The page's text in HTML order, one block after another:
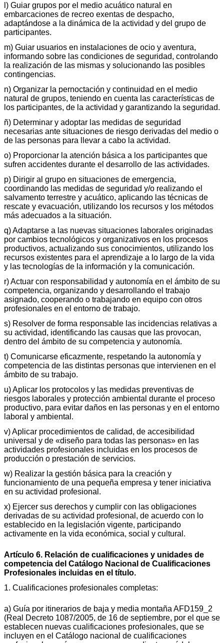
l) Guiar grupos por el medio acuático natural en
embarcaciones de recreo exentas de despacho,
adaptándose a la dinámica de la actividad y del grupo de
participantes.
m) Guiar usuarios en instalaciones de ocio y aventura,
informando sobre las condiciones de seguridad, controlando
la realización de las mismas y solucionando las posibles
contingencias.
n) Organizar la pernoctación y continuidad en el medio
natural de grupos, teniendo en cuenta las características de
los participantes, de la actividad y garantizando la seguridad.
ñ) Determinar y adoptar las medidas de seguridad
necesarias ante situaciones de riesgo derivadas del medio o
de las personas para llevar a cabo la actividad.
o) Proporcionar la atención básica a los participantes que
sufren accidentes durante el desarrollo de las actividades.
p) Dirigir al grupo en situaciones de emergencia,
coordinando las medidas de seguridad y/o realizando el
salvamento terrestre y acuático, aplicando las técnicas de
rescate y evacuación, utilizando los recursos y los métodos
más adecuados a la situación.
q) Adaptarse a las nuevas situaciones laborales originadas
por cambios tecnológicos y organizativos en los procesos
productivos, actualizando sus conocimientos, utilizando los
recursos existentes para el aprendizaje a lo largo de la vida
y las tecnologías de la información y la comunicación.
r) Actuar con responsabilidad y autonomía en el ámbito de su
competencia, organizando y desarrollando el trabajo
asignado, cooperando o trabajando en equipo con otros
profesionales en el entorno de trabajo.
s) Resolver de forma responsable las incidencias relativas a
su actividad, identificando las causas que las provocan,
dentro del ámbito de su competencia y autonomía.
t) Comunicarse eficazmente, respetando la autonomía y
competencia de las distintas personas que intervienen en el
ámbito de su trabajo.
u) Aplicar los protocolos y las medidas preventivas de
riesgos laborales y protección ambiental durante el proceso
productivo, para evitar daños en las personas y en el entorno
laboral y ambiental.
v) Aplicar procedimientos de calidad, de accesibilidad
universal y de «diseño para todas las personas» en las
actividades profesionales incluidas en los procesos de
producción o prestación de servicios.
w) Realizar la gestión básica para la creación y
funcionamiento de una pequeña empresa y tener iniciativa
en su actividad profesional.
x) Ejercer sus derechos y cumplir con las obligaciones
derivadas de su actividad profesional, de acuerdo con lo
establecido en la legislación vigente, participando
activamente en la vida económica, social y cultural.
Artículo 6. Relación de cualificaciones y unidades de
competencia del Catálogo Nacional de Cualificaciones
Profesionales incluidas en el título.
1. Cualificaciones profesionales completas:
a) Guía por itinerarios de baja y media montaña AFD159_2
(Real Decreto 1087/2005, de 16 de septiembre, por el que se
establecen nuevas cualificaciones profesionales, que se
incluyen en el Catálogo nacional de cualificaciones